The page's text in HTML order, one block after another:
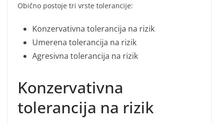
Obično postoje tri vrste tolerancije:
Konzervativna tolerancija na rizik
Umerena tolerancija na rizik
Agresivna tolerancija na rizik
Konzervativna
tolerancija na rizik